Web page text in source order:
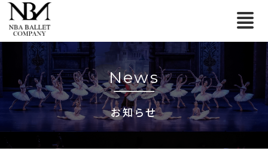
News
お知らせ